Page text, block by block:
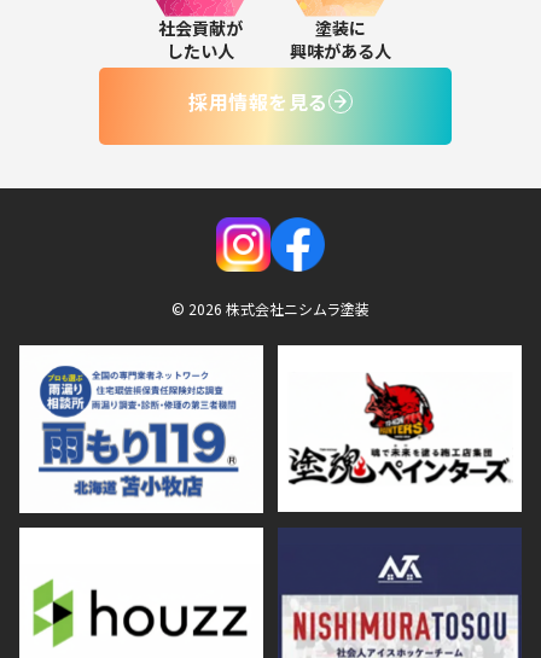
社会貢献が
したい人
塗装に
興味がある人
採用情報を見る
© 2026 株式会社ニシムラ塗装